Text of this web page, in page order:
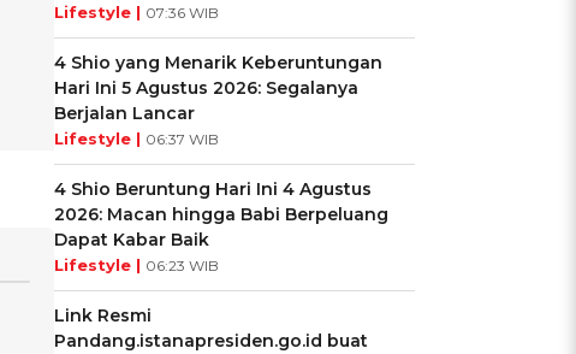
Lifestyle | 07:36 WIB
4 Shio yang Menarik Keberuntungan
Hari Ini 5 Agustus 2026: Segalanya
Berjalan Lancar
Lifestyle | 06:37 WIB
4 Shio Beruntung Hari Ini 4 Agustus
2026: Macan hingga Babi Berpeluang
Dapat Kabar Baik
Lifestyle | 06:23 WIB
Link Resmi
Pandang.istanapresiden.go.id buat